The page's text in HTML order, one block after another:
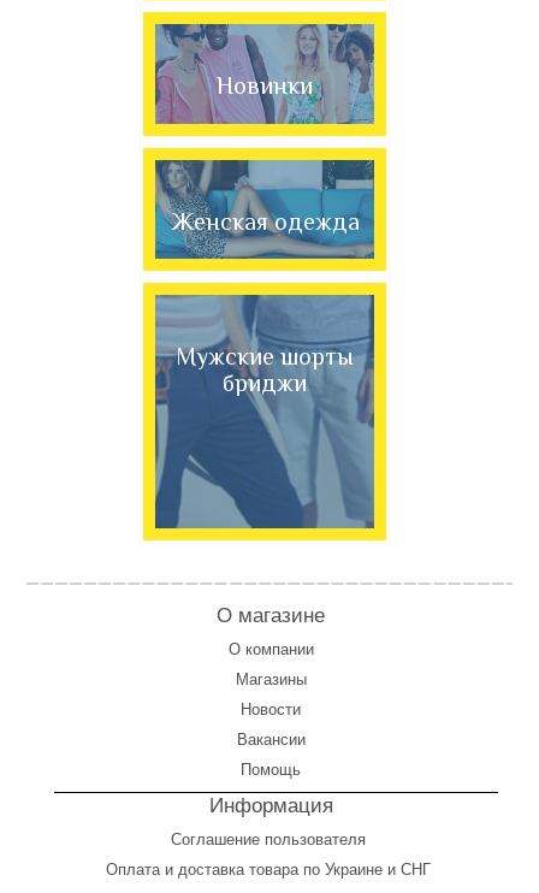
Новинки
Женская одежда
Мужские шорты
бриджи
О магазине
О компании
Магазины
Новости
Вакансии
Помощь
Информация
Соглашение пользователя
Оплата и доставка товара по Украине и СНГ